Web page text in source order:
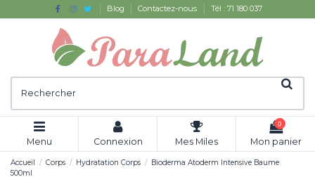
Blog Contactez-nous Tél : 71 180 037
Menu Connexion Mes Miles
0
Mon panier
Accueil Corps Hydratation Corps
Bioderma Atoderm Intensive Baume
500ml